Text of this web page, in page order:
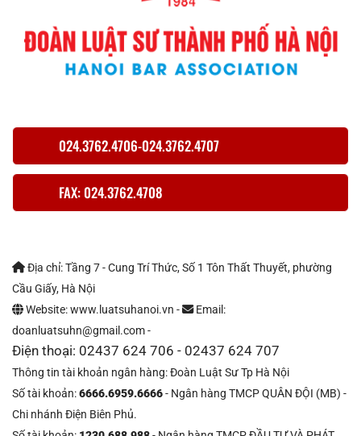
024.3762.4706-024.3762.4707
FAX: 024.3762.4708
Địa chỉ: Tầng 7 - Cung Trí Thức, Số 1 Tôn Thất Thuyết, phường
Cầu Giấy, Hà Nội
Website: www.luatsuhanoi.vn -
Email:
doanluatsuhn@gmail.com -
Điện thoại: 02437 624 706 - 02437 624 707
Thông tin tài khoản ngân hàng: Đoàn Luật Sư Tp Hà Nội
Số tài khoản:6666.6959.6666- Ngân hàng TMCP QUÂN ĐỘI (MB) -
Chi nhánh Điện Biên Phủ.